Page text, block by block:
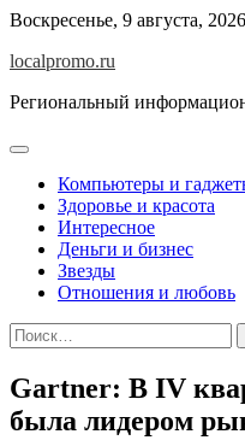
Перейти
содержимому
Воскресенье, 9 августа, 2026
localpromo.ru
Региональный
Компьютеры и
Здоровье и красота
Интересное
Деньги и бизнес
Звезды
Отношения и любовь
Найти:
Gartner: В IV
была лидером